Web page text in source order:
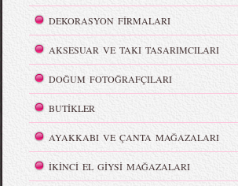
DEKORASYON FİRMALARI
AKSESUAR VE TAKI TASARIMCILARI
DOĞUM FOTOĞRAFÇILARI
BUTİKLER
AYAKKABI VE ÇANTA MAĞAZALARI
İKİNCİ EL GİYSİ MAĞAZALARI